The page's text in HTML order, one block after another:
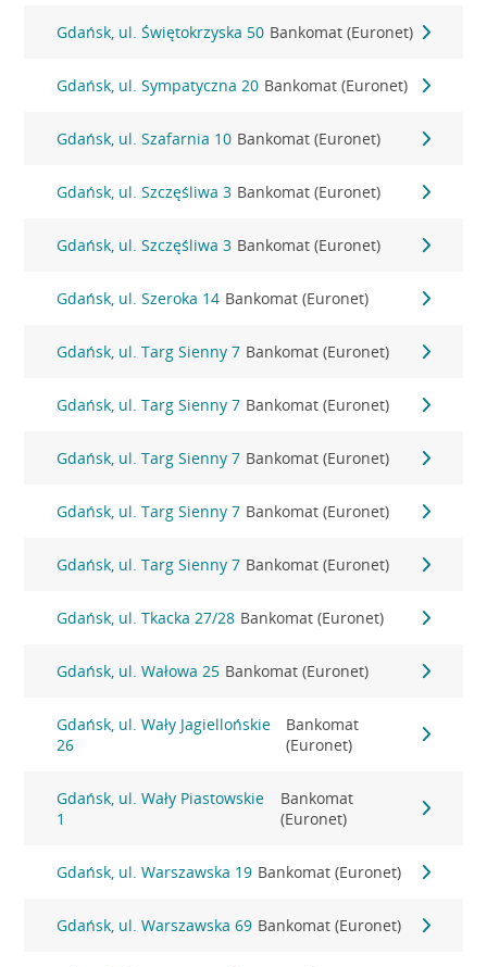
Gdańsk, ul. Świętokrzyska 50 Bankomat (Euronet)
Gdańsk, ul. Sympatyczna 20 Bankomat (Euronet)
Gdańsk, ul. Szafarnia 10 Bankomat (Euronet)
Gdańsk, ul. Szczęśliwa 3 Bankomat (Euronet)
Gdańsk, ul. Szczęśliwa 3 Bankomat (Euronet)
Gdańsk, ul. Szeroka 14 Bankomat (Euronet)
Gdańsk, ul. Targ Sienny 7 Bankomat (Euronet)
Gdańsk, ul. Targ Sienny 7 Bankomat (Euronet)
Gdańsk, ul. Targ Sienny 7 Bankomat (Euronet)
Gdańsk, ul. Targ Sienny 7 Bankomat (Euronet)
Gdańsk, ul. Targ Sienny 7 Bankomat (Euronet)
Gdańsk, ul. Tkacka 27/28 Bankomat (Euronet)
Gdańsk, ul. Wałowa 25 Bankomat (Euronet)
Gdańsk, ul. Wały Jagiellońskie
26
Bankomat
(Euronet)
Gdańsk, ul. Wały Piastowskie
1
Bankomat
(Euronet)
Gdańsk, ul. Warszawska 19 Bankomat (Euronet)
Gdańsk, ul. Warszawska 69 Bankomat (Euronet)